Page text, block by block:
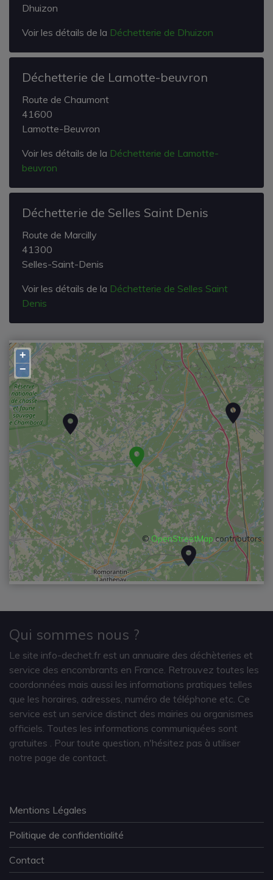
+
−
©OpenStreetMapcontributors
Dhuizon
Voir les détails de la Déchetterie de Dhuizon
Déchetterie de Lamotte-beuvron
Route de Chaumont
41600
Lamotte-Beuvron
Voir les détails de la Déchetterie de Lamotte-
beuvron
Déchetterie de Selles Saint Denis
Route de Marcilly
41300
Selles-Saint-Denis
Voir les détails de la Déchetterie de Selles Saint
Denis
Qui sommes nous ?
Le site info-dechet.fr est un annuaire des déchèteries et
service des encombrants en France. Retrouvez toutes les
coordonnées mais aussi les informations pratiques telles
que les horaires, adresses, numéro de téléphone etc. Ce
service est un service distinct des mairies ou organismes
officiels. Toutes les informations communiquées sont
gratuites
. Pour toute question, n'hésitez pas à utiliser
notre page de contact.
Mentions Légales
Politique de confidentialité
Contact